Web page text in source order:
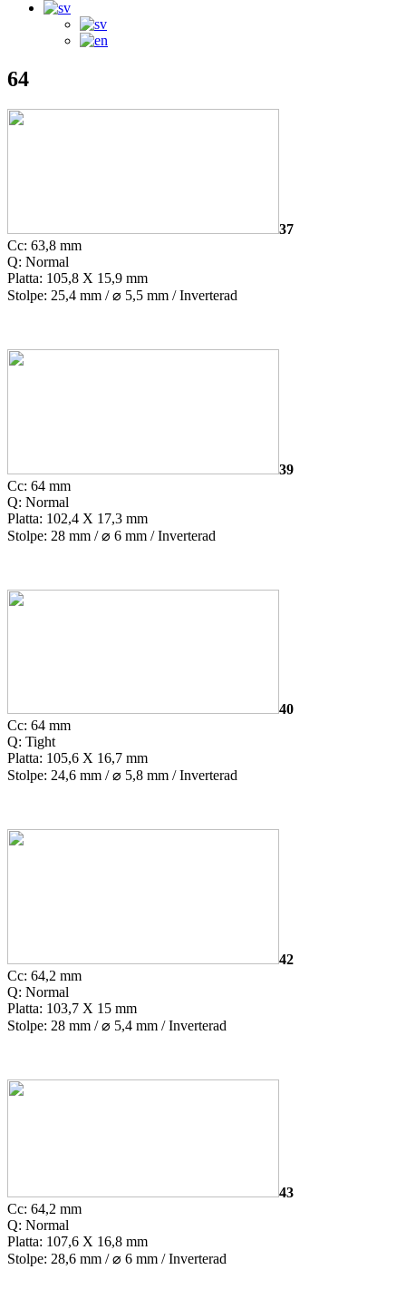
64
37
Cc: 63,8 mm
Q: Normal
Platta: 105,8 X 15,9 mm
Stolpe: 25,4 mm /⌀ 5,5 mm / Inverterad
39
Cc: 64 mm
Q: Normal
Platta: 102,4 X 17,3 mm
Stolpe: 28 mm /⌀ 6 mm / Inverterad
40
Cc: 64 mm
Q: Tight
Platta: 105,6 X 16,7 mm
Stolpe: 24,6 mm /⌀ 5,8 mm / Inverterad
42
Cc: 64,2 mm
Q: Normal
Platta: 103,7 X 15 mm
Stolpe: 28 mm /⌀ 5,4 mm / Inverterad
43
Cc: 64,2 mm
Q: Normal
Platta: 107,6 X 16,8 mm
Stolpe: 28,6 mm /⌀ 6 mm / Inverterad